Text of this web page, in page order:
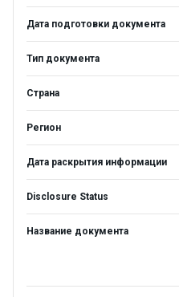
Дата подготовки документа
Тип документа
Страна
Регион
Дата раскрытия информации
Disclosure Status
Название документа